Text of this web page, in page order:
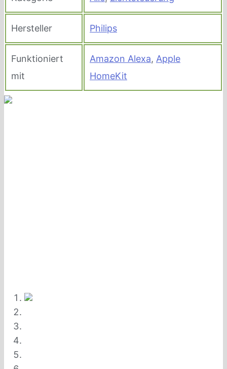
Hersteller Philips
Funktioniert
mit
Amazon Alexa, Apple
HomeKit